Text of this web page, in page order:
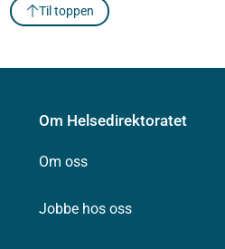
Til toppen
Om Helsedirektoratet
Om oss
Jobbe hos oss